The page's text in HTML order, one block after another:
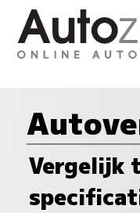
Vergelijk